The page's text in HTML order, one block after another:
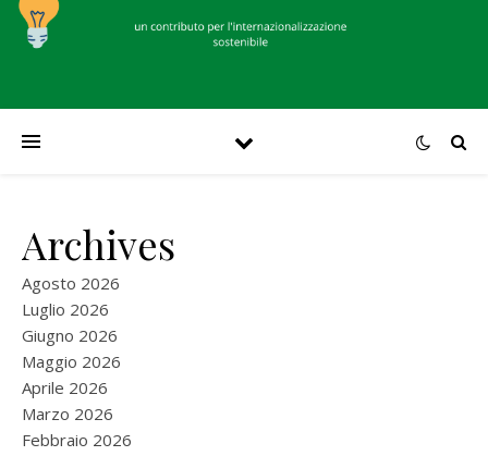
Archives
Agosto 2026
Luglio 2026
Giugno 2026
Maggio 2026
Aprile 2026
Marzo 2026
Febbraio 2026